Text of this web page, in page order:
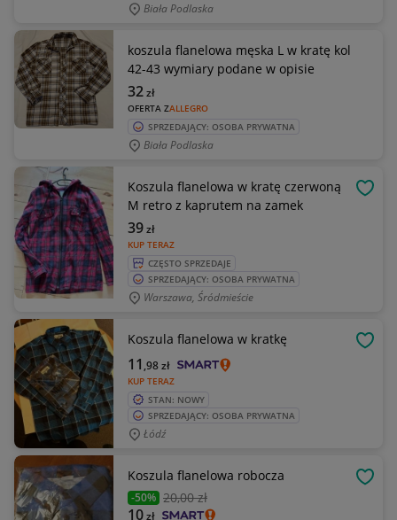
Biała Podlaska
koszula flanelowa męska L w kratę kol
42-43 wymiary podane w opisie
OFERTA ZALLEGRO
32zł
SPRZEDAJĄCY: OSOBA PRYWATNA
Biała Podlaska
Koszula flanelowa w kratę czerwoną
M retro z kaprutem na zamek
KUP TERAZ
39zł
CZĘSTO SPRZEDAJE
SPRZEDAJĄCY: OSOBA PRYWATNA
Warszawa, Śródmieście
Koszula flanelowa w kratkę
KUP TERAZ
11 ,98zł
STAN: NOWY
SPRZEDAJĄCY: OSOBA PRYWATNA
Łódź
Koszula flanelowa robocza
-50% 20,00 zł
10zł